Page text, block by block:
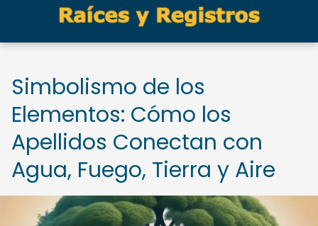
Simbolismo de los
Elementos: Cómo los
Apellidos Conectan con
Agua, Fuego, Tierra y Aire